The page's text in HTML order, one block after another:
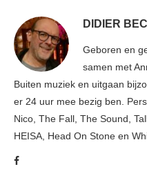
DIDIER
Geboren en
samen met
Buiten muziek en uitgaan
er 24 uur mee bezig ben.
Nico, The Fall, The Sound,
HEISA, Head On Stone en